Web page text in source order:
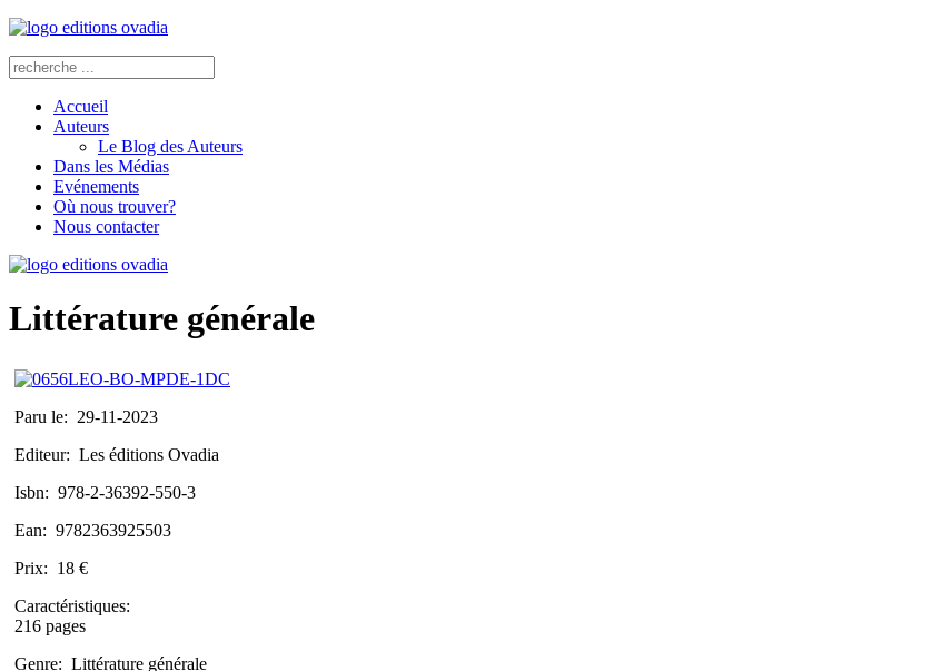
Accueil
Auteurs
Le Blog des Auteurs
Dans les Médias
Evénements
Où nous trouver?
Nous contacter
Littérature générale
Paru le: 29-11-2023
Editeur: Les éditions Ovadia
Isbn: 978-2-36392-550-3
Ean: 9782363925503
Prix: 18 €
Caractéristiques:
216 pages
Genre: Littérature générale